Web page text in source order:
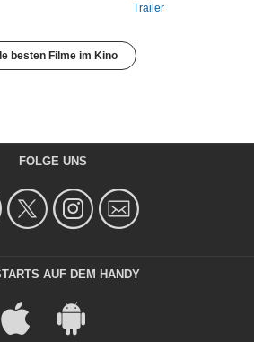
Trailer
besten Filme im Kino
FOLGE UNS
AUF DEM HANDY